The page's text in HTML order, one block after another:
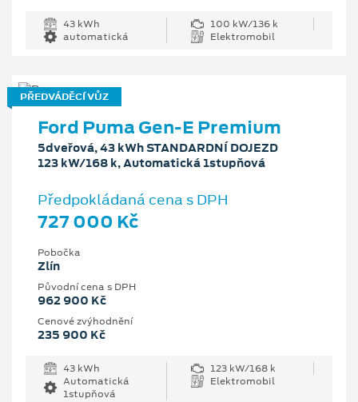
43 kWh
100 kW/136 k
automatická
Elektromobil
PŘEDVÁDĚCÍ VŮZ
Ford Puma Gen-E Premium
5dveřová, 43 kWh STANDARDNÍ DOJEZD
123 kW/168 k, Automatická 1stupňová
Předpokládaná cena s DPH
727 000 Kč
Pobočka
Zlín
Původní cena s DPH
962 900 Kč
Cenové zvýhodnění
235 900 Kč
43 kWh
123 kW/168 k
Automatická
1stupňová
Elektromobil